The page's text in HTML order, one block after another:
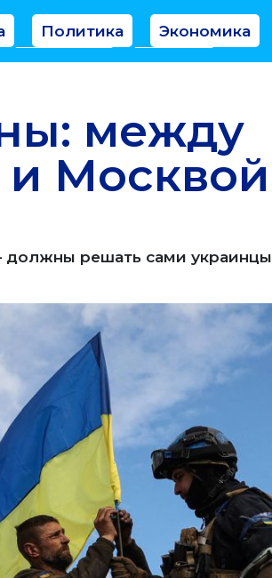
Политика
Экономика
Интервью Мнение
между
Москвой
должны решать сами украинцы